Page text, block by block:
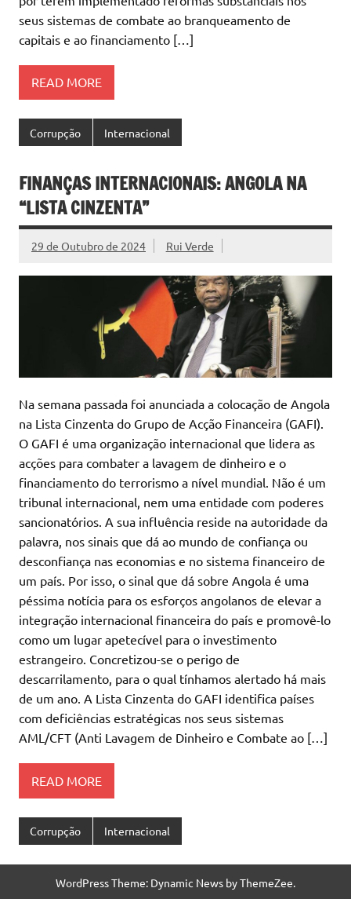
seus sistemas de combate ao branqueamento de
capitais e ao financiamento […]
READ MORE
Corrupção Internacional
FINANÇAS INTERNACIONAIS: ANGOLA NA
“LISTA CINZENTA”
29 de Outubro de 2024 Rui Verde
Na semana passada foi anunciada a colocação de Angola
na Lista Cinzenta do Grupo de Acção Financeira (GAFI).
O GAFI é uma organização internacional que lidera as
acções para combater a lavagem de dinheiro e o
financiamento do terrorismo a nível mundial. Não é um
tribunal internacional, nem uma entidade com poderes
sancionatórios. A sua influência reside na autoridade da
palavra, nos sinais que dá ao mundo de confiança ou
desconfiança nas economias e no sistema financeiro de
um país. Por isso, o sinal que dá sobre Angola é uma
péssima notícia para os esforços angolanos de elevar a
integração internacional financeira do país e promovê-lo
como um lugar apetecível para o investimento
estrangeiro. Concretizou-se o perigo de
descarrilamento, para o qual tínhamos alertado há mais
de um ano. A Lista Cinzenta do GAFI identifica países
com deficiências estratégicas nos seus sistemas
AML/CFT (Anti Lavagem de Dinheiro e Combate ao […]
READ MORE
Corrupção Internacional
WordPress Theme: Dynamic News by ThemeZee.